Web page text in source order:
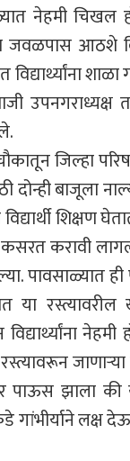
नेहमी
आठशे
जिल्हा
दोन्ही बाजूला
शिक्षण
करावी
या
नेहमी
जाणाऱ्या
झाला की
गांभीर्याने